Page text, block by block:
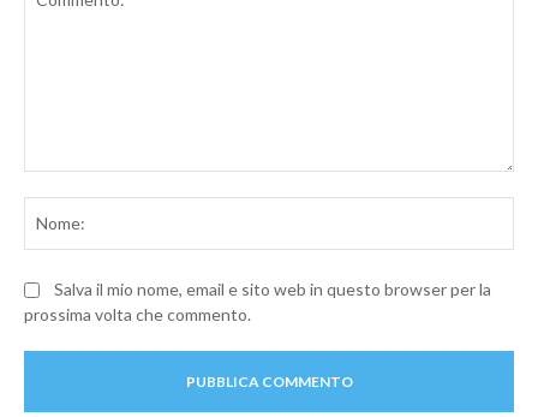
Salva il mio nome, email e sito web in questo browser per la
prossima volta che commento.